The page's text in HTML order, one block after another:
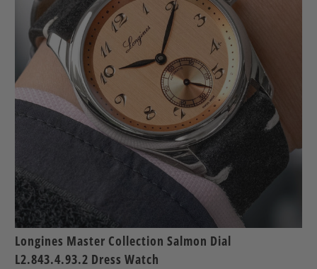
Longines Master Collection Salmon Dial
L2.843.4.93.2 Dress Watch